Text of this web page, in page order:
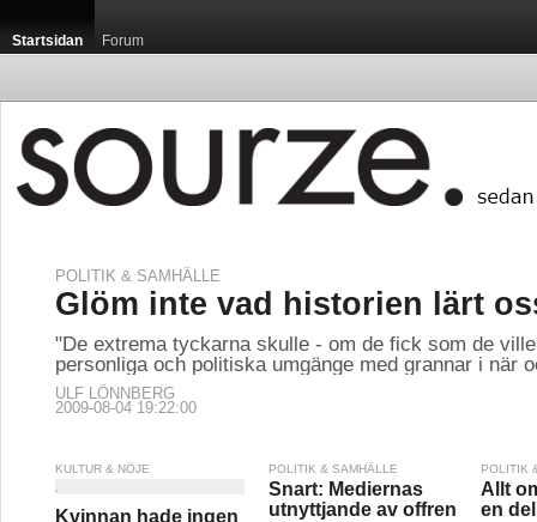
Startsidan Forum
POLITIK & SAMHÄLLE
Glöm inte vad historien lärt
"De extrema tyckarna skulle - om de fick som de
personliga och politiska umgänge med grannar i när
ULF LÖNNBERG
2009-08-04 19:22:00
KULTUR & NÖJE
Kvinnan hade ingen
POLITIK & SAMHÄLLE
Snart: Mediernas
utnyttjande av offren
POLITIK
Allt
en